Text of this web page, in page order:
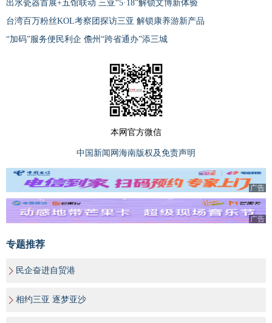
出水瓷器首展+五馆联动 三亚“5·18”解锁文博新体验
台湾百万粉丝KOL考察团探访三亚 解锁康养游新产品
“加码”服务便民利企 儋州“跨省通办”添三城
本网官方微信
中国新闻网海南版权及免责声明
广告
广告
专题推荐
民企奋进自贸港
相约三亚 逐梦亚沙